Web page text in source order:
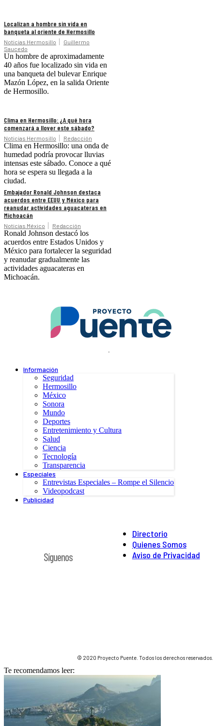
Localizan a hombre sin vida en
banqueta al oriente de Hermosillo
Noticias Hermosillo
Guillermo
Saucedo
Un hombre de aproximadamente
40 años fue localizado sin vida en
una banqueta del bulevar Enrique
Mazón López, en la salida Oriente
de Hermosillo.
Clima en Hermosillo: ¿A qué hora
comenzará a llover este sábado?
Noticias Hermosillo Redacción
Clima en Hermosillo: una onda de
humedad podría provocar lluvias
intensas este sábado. Conoce a qué
hora se espera su llegada a la
ciudad.
Embajador Ronald Johnson destaca
acuerdos entre EEUU y México para
reanudar actividades aguacateras en
Michoacán
Noticias México Redacción
Ronald Johnson destacó los
acuerdos entre Estados Unidos y
México para fortalecer la seguridad
y reanudar gradualmente las
actividades aguacateras en
Michoacán.
.
Información
Seguridad
Hermosillo
México
Sonora
Mundo
Deportes
Entretenimiento y Cultura
Salud
Ciencia
Tecnología
Transparencia
Especiales
Entrevistas Especiales – Rompe el Silencio
Videopodcast
Publicidad
Directorio
Quienes Somos
Aviso de Privacidad
Síguenos
© 2020 Proyecto Puente. Todos los derechos reservados.
Te recomendamos leer: